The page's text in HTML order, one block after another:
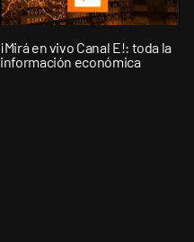
¡Mirá en vivo Canal E!: toda la
información económica